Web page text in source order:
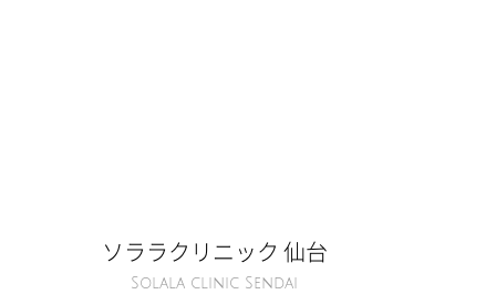
ソララクリニック 仙台
Solala clinic Sendai